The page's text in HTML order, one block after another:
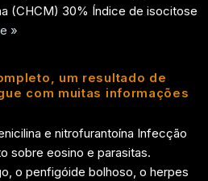
(CHCM) 30% Índice de isocitose
»
um resultado de
com muitas informações
e nitrofurantoína Infecção
sobre eosino e parasitas.
o penfigóide bolhoso, o herpes